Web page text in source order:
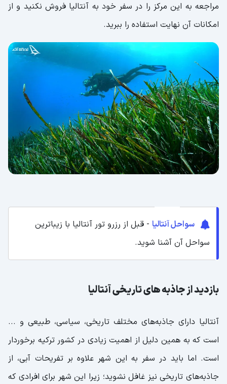
مراجعه به این مرکز را در سفر خود به آنتالیا فروش نکنید و از
امکانات آن نهایت استفاده را ببرید.
سواحل آنتالیا - قبل از رزرو تور آنتالیا با زیباترین
سواحل آن آشنا شوید.
بازدید از جاذبه های تاریخی آنتالیا
آنتالیا دارای جاذبه‌های مختلف تاریخی، سیاسی، طبیعی و ...
است که به همین دلیل از اهمیت زیادی در کشور ترکیه برخوردار
است. اما باید در سفر به این شهر علاوه بر تفریحات آبی، از
جاذبه‌های تاریخی نیز غافل نشوید؛ زیرا این شهر برای افرادی که